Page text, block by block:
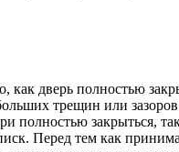
дверь полностью
трещин или
полностью закрыться,
Перед тем как